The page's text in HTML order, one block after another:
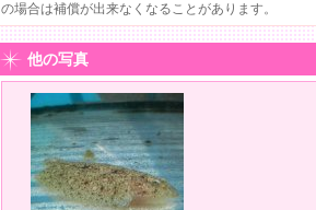
の場合は補償が出来なくなることがあります。
他の写真